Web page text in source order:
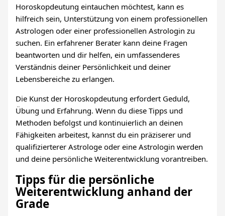
Horoskopdeutung eintauchen möchtest, kann es
hilfreich sein, Unterstützung von einem professionellen
Astrologen oder einer professionellen Astrologin zu
suchen. Ein erfahrener Berater kann deine Fragen
beantworten und dir helfen, ein umfassenderes
Verständnis deiner Persönlichkeit und deiner
Lebensbereiche zu erlangen.
Die Kunst der Horoskopdeutung erfordert Geduld,
Übung und Erfahrung. Wenn du diese Tipps und
Methoden befolgst und kontinuierlich an deinen
Fähigkeiten arbeitest, kannst du ein präziserer und
qualifizierterer Astrologe oder eine Astrologin werden
und deine persönliche Weiterentwicklung vorantreiben.
Tipps für die persönliche
Weiterentwicklung anhand der
Grade